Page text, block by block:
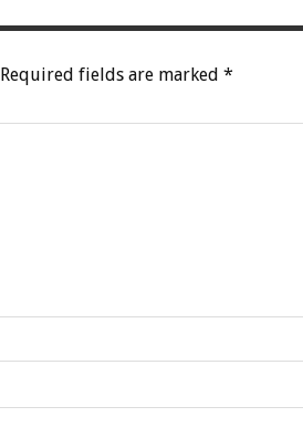
Required fields are marked *